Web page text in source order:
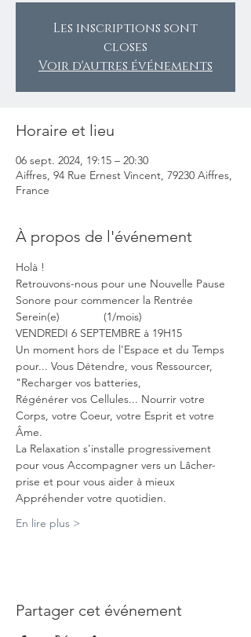
Les inscriptions sont
closes
Voir d'autres événements
Horaire et lieu
06 sept. 2024, 19:15 – 20:30
Aiffres, 94 Rue Ernest Vincent, 79230 Aiffres,
France
À propos de l'événement
Holà !
Retrouvons-nous pour une Nouvelle Pause
Sonore pour commencer la Rentrée
Serein(e)              (1/mois)
VENDREDI 6 SEPTEMBRE à 19H15
Un moment hors de l'Espace et du Temps
pour... Vous Détendre, vous Ressourcer,
"Recharger vos batteries,
Régénérer vos Cellules... Nourrir votre
Corps, votre Coeur, votre Esprit et votre
Âme.
La Relaxation s'installe progressivement
pour vous Accompagner vers un Lâcher-
prise et pour vous aider à mieux
Appréhender votre quotidien.
En lire plus >
Partager cet événement